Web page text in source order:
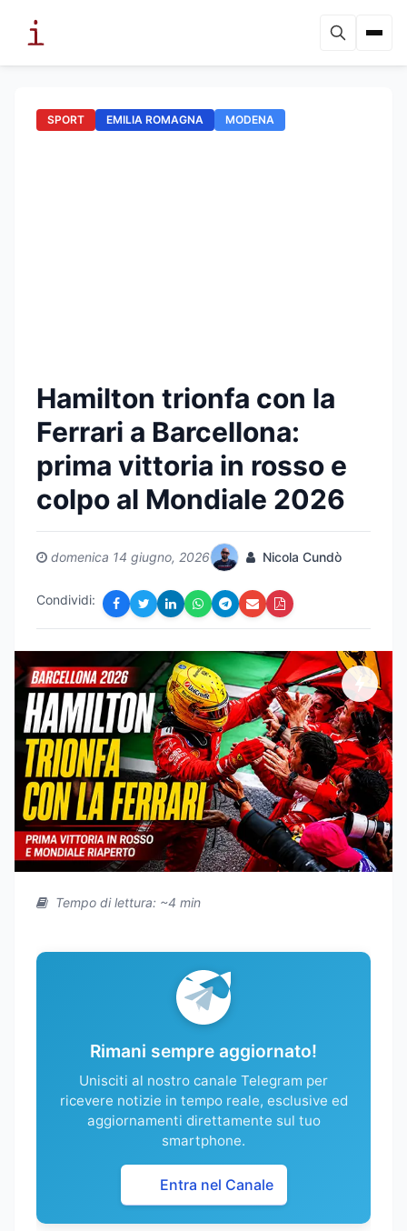
SPORT EMILIA ROMAGNA MODENA
Hamilton trionfa con la
Ferrari a Barcellona:
prima vittoria in rosso e
colpo al Mondiale 2026
domenica 14 giugno, 2026 Nicola Cundò
Condividi:
Tempo di lettura: ~4 min
Rimani sempre aggiornato!
Unisciti al nostro canale Telegram per
ricevere notizie in tempo reale, esclusive ed
aggiornamenti direttamente sul tuo
smartphone.
Entra nel Canale